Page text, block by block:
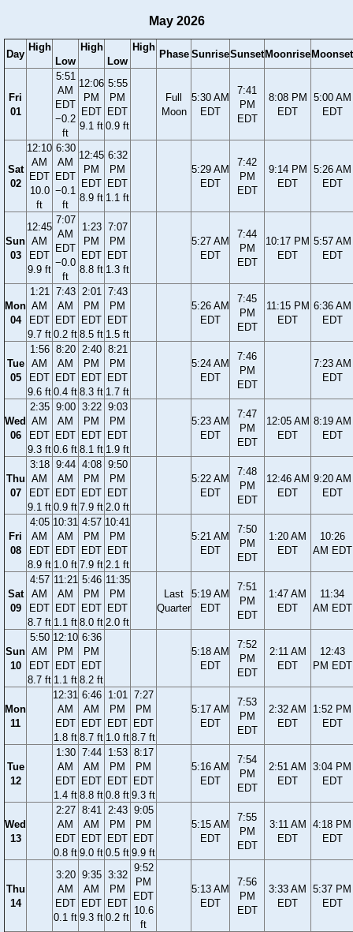
May 2026
Day
High
Low
High
Low
High
Phase SunriseSunset Moonrise Moonset
Fri
01
5:51
AM
EDT
−0.2
ft
12:06
PM
EDT
9.1 ft
5:55
PM
EDT
0.9 ft
Full
Moon
5:30 AM
EDT
7:41
PM
EDT
8:08 PM
EDT
5:00 AM
EDT
Sat
02
12:10
AM
EDT
10.0
ft
6:30
AM
EDT
−0.1
ft
12:45
PM
EDT
8.9 ft
6:32
PM
EDT
1.1 ft
5:29 AM
EDT
7:42
PM
EDT
9:14 PM
EDT
5:26 AM
EDT
Sun
03
12:45
AM
EDT
9.9 ft
7:07
AM
EDT
−0.0
ft
1:23
PM
EDT
8.8 ft
7:07
PM
EDT
1.3 ft
5:27 AM
EDT
7:44
PM
EDT
10:17 PM
EDT
5:57 AM
EDT
Mon
04
1:21
AM
EDT
9.7 ft
7:43
AM
EDT
0.2 ft
2:01
PM
EDT
8.5 ft
7:43
PM
EDT
1.5 ft
5:26 AM
EDT
7:45
PM
EDT
11:15 PM
EDT
6:36 AM
EDT
Tue
05
1:56
AM
EDT
9.6 ft
8:20
AM
EDT
0.4 ft
2:40
PM
EDT
8.3 ft
8:21
PM
EDT
1.7 ft
5:24 AM
EDT
7:46
PM
EDT
7:23 AM
EDT
Wed
06
2:35
AM
EDT
9.3 ft
9:00
AM
EDT
0.6 ft
3:22
PM
EDT
8.1 ft
9:03
PM
EDT
1.9 ft
5:23 AM
EDT
7:47
PM
EDT
12:05 AM
EDT
8:19 AM
EDT
Thu
07
3:18
AM
EDT
9.1 ft
9:44
AM
EDT
0.9 ft
4:08
PM
EDT
7.9 ft
9:50
PM
EDT
2.0 ft
5:22 AM
EDT
7:48
PM
EDT
12:46 AM
EDT
9:20 AM
EDT
Fri
08
4:05
AM
EDT
8.9 ft
10:31
AM
EDT
1.0 ft
4:57
PM
EDT
7.9 ft
10:41
PM
EDT
2.1 ft
5:21 AM
EDT
7:50
PM
EDT
1:20 AM
EDT
10:26
AM EDT
Sat
09
4:57
AM
EDT
8.7 ft
11:21
AM
EDT
1.1 ft
5:46
PM
EDT
8.0 ft
11:35
PM
EDT
2.0 ft
Last
Quarter
5:19 AM
EDT
7:51
PM
EDT
1:47 AM
EDT
11:34
AM EDT
Sun
10
5:50
AM
EDT
8.7 ft
12:10
PM
EDT
1.1 ft
6:36
PM
EDT
8.2 ft
5:18 AM
EDT
7:52
PM
EDT
2:11 AM
EDT
12:43
PM EDT
Mon
11
12:31
AM
EDT
1.8 ft
6:46
AM
EDT
8.7 ft
1:01
PM
EDT
1.0 ft
7:27
PM
EDT
8.7 ft
5:17 AM
EDT
7:53
PM
EDT
2:32 AM
EDT
1:52 PM
EDT
Tue
12
1:30
AM
EDT
1.4 ft
7:44
AM
EDT
8.8 ft
1:53
PM
EDT
0.8 ft
8:17
PM
EDT
9.3 ft
5:16 AM
EDT
7:54
PM
EDT
2:51 AM
EDT
3:04 PM
EDT
Wed
13
2:27
AM
EDT
0.8 ft
8:41
AM
EDT
9.0 ft
2:43
PM
EDT
0.5 ft
9:05
PM
EDT
9.9 ft
5:15 AM
EDT
7:55
PM
EDT
3:11 AM
EDT
4:18 PM
EDT
Thu
14
3:20
AM
EDT
0.1 ft
9:35
AM
EDT
9.3 ft
3:32
PM
EDT
0.2 ft
9:52
PM
EDT
10.6
ft
5:13 AM
EDT
7:56
PM
EDT
3:33 AM
EDT
5:37 PM
EDT